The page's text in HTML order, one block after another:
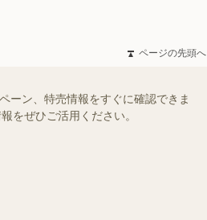
ページの先頭へ
ーン、特売情報をすぐに確認できま
をぜひご活用ください。